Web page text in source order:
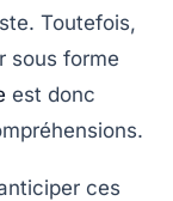
Toutefois,
sous forme
est donc
ces